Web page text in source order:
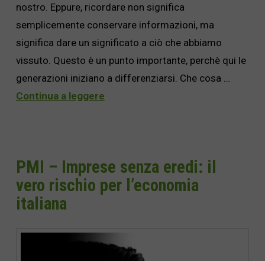
nostro. Eppure, ricordare non significa
semplicemente conservare informazioni, ma
significa dare un significato a ciò che abbiamo
vissuto. Questo è un punto importante, perchè qui le
generazioni iniziano a differenziarsi. Che cosa …
Continua a leggere
PMI – Imprese senza eredi: il
vero rischio per l’economia
italiana